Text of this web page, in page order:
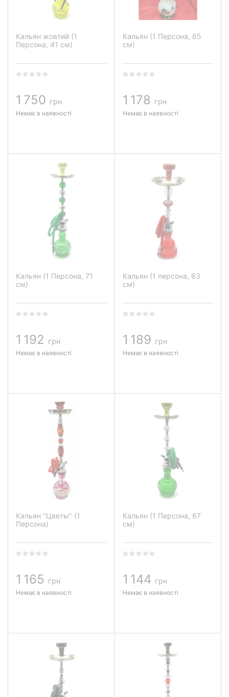
Кальян жовтий (1
Персона, 41 см)
1 750 грн
Немає в наявності
Кальян (1 Персона, 65
см)
1 178 грн
Немає в наявності
Кальян (1 Персона, 71
см)
1 192 грн
Немає в наявності
Кальян (1 персона, 63
см)
1 189 грн
Немає в наявності
Кальян "Цветы" (1
Персона)
1 165 грн
Немає в наявності
Кальян (1 Персона, 67
см)
1 144 грн
Немає в наявності